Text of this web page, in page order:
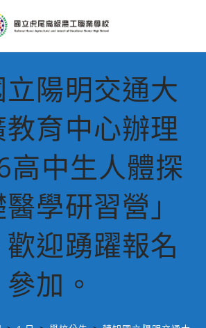
陽明交通大
育中心辦理
高中生人體探
學研習營」
迎踴躍報名
參加。